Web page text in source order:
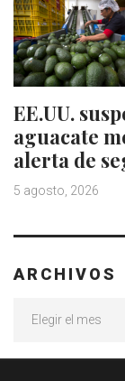
EE.UU.
aguacate
alerta de
5 agosto, 2026
ARCHIVOS